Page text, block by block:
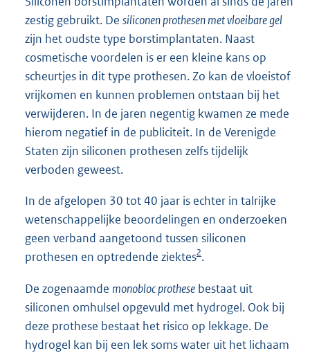
zestig gebruikt. De siliconen prothesen met vloeibare gel
zijn het oudste type borstimplantaten. Naast
cosmetische voordelen is er een kleine kans op
scheurtjes in dit type prothesen. Zo kan de vloeistof
vrijkomen en kunnen problemen ontstaan bij het
verwijderen. In de jaren negentig kwamen ze mede
hierom negatief in de publiciteit. In de Verenigde
Staten zijn siliconen prothesen zelfs tijdelijk
verboden geweest.
In de afgelopen 30 tot 40 jaar is echter in talrijke
wetenschappelijke beoordelingen en onderzoeken
geen verband aangetoond tussen siliconen
prothesen en optredende ziektes2.
De zogenaamde monobloc prothese bestaat uit
siliconen omhulsel opgevuld met hydrogel. Ook bij
deze prothese bestaat het risico op lekkage. De
hydrogel kan bij een lek soms water uit het lichaam